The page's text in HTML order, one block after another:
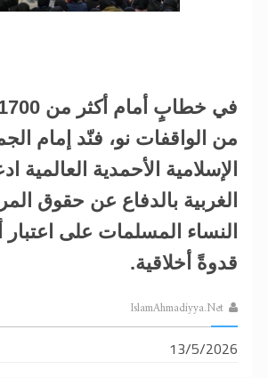
من الواقفات نو، فنّد إمام
الإسلامية الأحمدية العالمية
الغربية بالدفاع عن حقوق
النساء المسلمات على
قدوةً أخلاقية.
IslamAhmadiyya.Net
13/5/2026